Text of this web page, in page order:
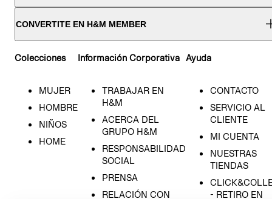
CONVERTITE EN H&M MEMBER
Colecciones
MUJER
HOMBRE
NIÑOS
HOME
Información Corporativa
TRABAJAR EN
H&M
ACERCA DEL
GRUPO H&M
RESPONSABILIDAD
SOCIAL
PRENSA
RELACIÓN CON
Ayuda
CONTACTO
SERVICIO AL
CLIENTE
MI CUENTA
NUESTRAS
TIENDAS
- RETIRO EN